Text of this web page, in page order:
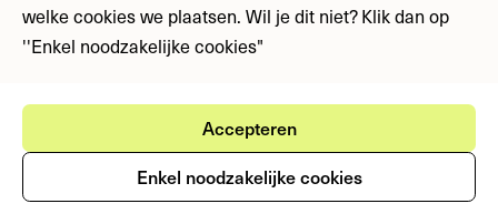
Subsidie
€
muziektalent
muziektalent in het Caribisch
Begeleid jij muzikaal talent op Aruba, Curaçao, Sint
Maarten, Bonaire, Sint Eustatius of Saba? Deze
welke cookies we plaatsen. Wil je dit niet? Klik dan op
''Enkel noodzakelijke cookies"
Accepteren
Enkel noodzakelijke cookies